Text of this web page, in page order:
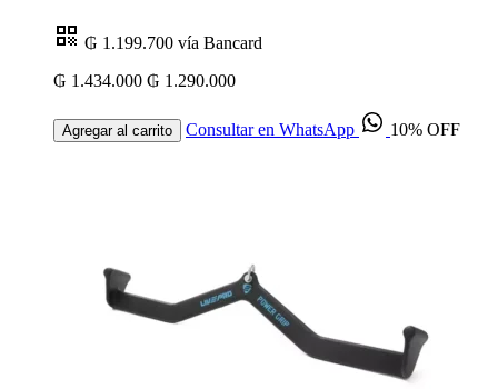
₲ 1.199.700 vía Bancard
₲ 1.434.000 ₲ 1.290.000
Agregar al carrito Consultar en WhatsApp 10% OFF